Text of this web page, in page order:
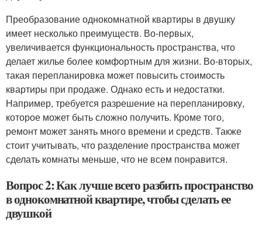
Преобразование однокомнатной квартиры в двушку
имеет несколько преимуществ. Во-первых,
увеличивается функциональность пространства, что
делает жилье более комфортным для жизни. Во-вторых,
такая перепланировка может повысить стоимость
квартиры при продаже. Однако есть и недостатки.
Например, требуется разрешение на перепланировку,
которое может быть сложно получить. Кроме того,
ремонт может занять много времени и средств. Также
стоит учитывать, что разделение пространства может
сделать комнаты меньше, что не всем понравится.
Вопрос 2: Как лучше всего разбить пространство
в однокомнатной квартире, чтобы сделать ее
двушкой